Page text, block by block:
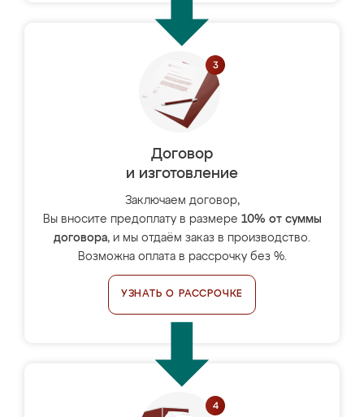
Договор
и изготовление
Заключаем договор,
Вы вносите предоплату в размере 10% от суммы
договора, и мы отдаём заказ в производство.
Возможна оплата в рассрочку без %.
УЗНАТЬ О РАССРОЧКЕ